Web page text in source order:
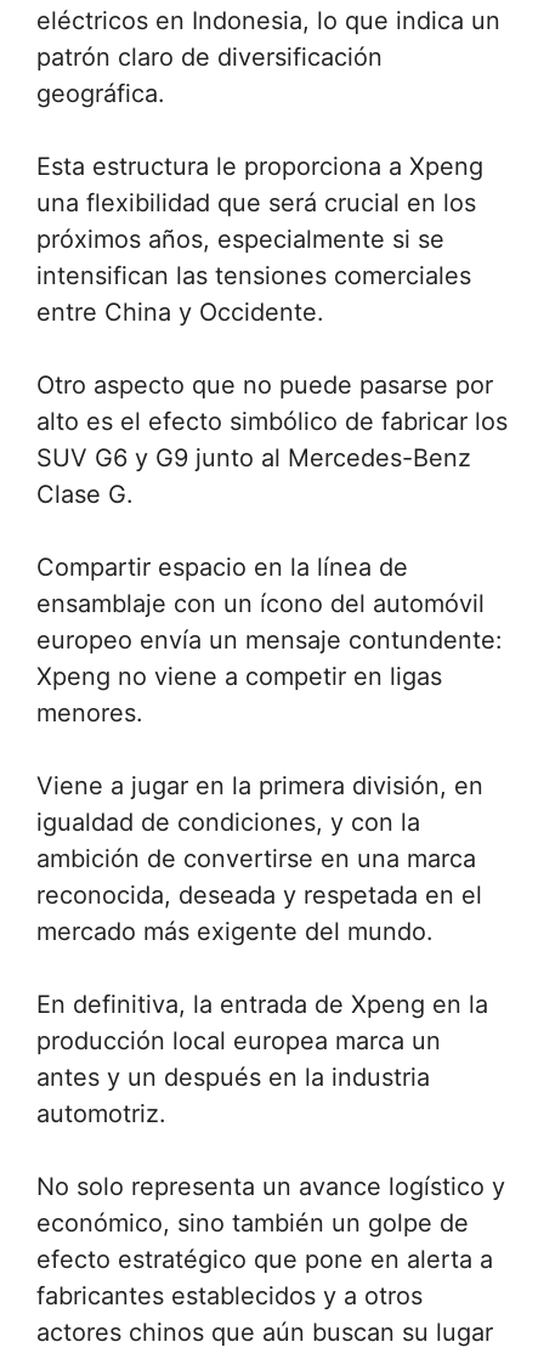
eléctricos en Indonesia, lo que indica un
patrón claro de diversificación
geográfica.
Esta estructura le proporciona a Xpeng
una flexibilidad que será crucial en los
próximos años, especialmente si se
intensifican las tensiones comerciales
entre China y Occidente.
Otro aspecto que no puede pasarse por
alto es el efecto simbólico de fabricar los
SUV G6 y G9 junto al Mercedes-Benz
Clase G.
Compartir espacio en la línea de
ensamblaje con un ícono del automóvil
europeo envía un mensaje contundente:
Xpeng no viene a competir en ligas
menores.
Viene a jugar en la primera división, en
igualdad de condiciones, y con la
ambición de convertirse en una marca
reconocida, deseada y respetada en el
mercado más exigente del mundo.
En definitiva, la entrada de Xpeng en la
producción local europea marca un
antes y un después en la industria
automotriz.
No solo representa un avance logístico y
económico, sino también un golpe de
efecto estratégico que pone en alerta a
fabricantes establecidos y a otros
actores chinos que aún buscan su lugar